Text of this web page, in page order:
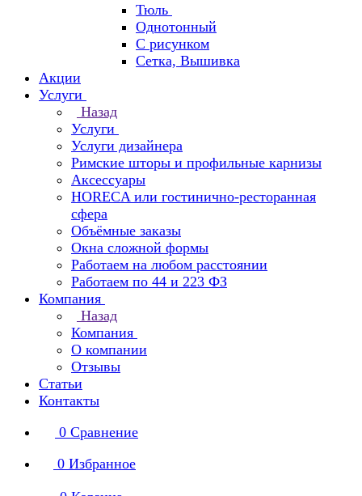
Тюль
Однотонный
С рисунком
Сетка, Вышивка
Акции
Услуги
Назад
Услуги
Услуги дизайнера
Римские шторы и профильные карнизы
Аксессуары
HORECA или гостинично-ресторанная
сфера
Объёмные заказы
Окна сложной формы
Работаем на любом расстоянии
Работаем по 44 и 223 ФЗ
Компания
Назад
Компания
О компании
Отзывы
Статьи
Контакты
0 Сравнение
0 Избранное